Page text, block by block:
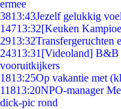
ermee
3813:43Jezelf gelukkig
14713:32[Keuken
2913:32Transfergeruchten
24313:31 [Videoland] B&B
vooruitkijkers
1813:25Op vakantie met
11813:20NPO-manager
dick-pic rond